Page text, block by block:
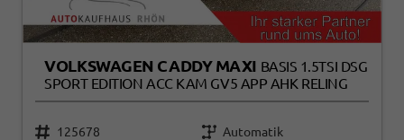
VOLKSWAGEN CADDY MAXI BASIS 1.5TSI DSG
SPORT EDITION ACC KAM GV5 APP AHK RELING
125678
Automatik